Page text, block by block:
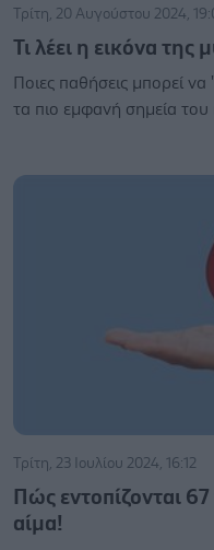
Τρίτη, 20 Αυγούστου 2024,
Τι λέει η εικόνα της
Ποιες παθήσεις μπορεί
τα πιο εμφανή σημεία
Τρίτη, 23 Ιουλίου 2024, 16:12
Πώς εντοπίζονται
αίμα!